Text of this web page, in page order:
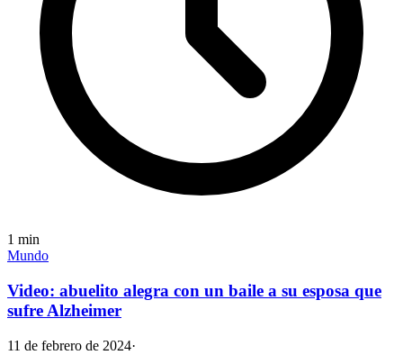
1 min
Mundo
Video: abuelito alegra con un baile a su esposa que
sufre Alzheimer
11 de febrero de 2024·